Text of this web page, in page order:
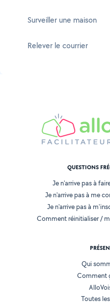
Surveiller une maison
Relever le courrier
QUESTIONS
Je n'arrive pas à
Je n'arrive pas à me
Je n'arrive pas à
Comment réinitialiser /
Qui
Comment
Toutes